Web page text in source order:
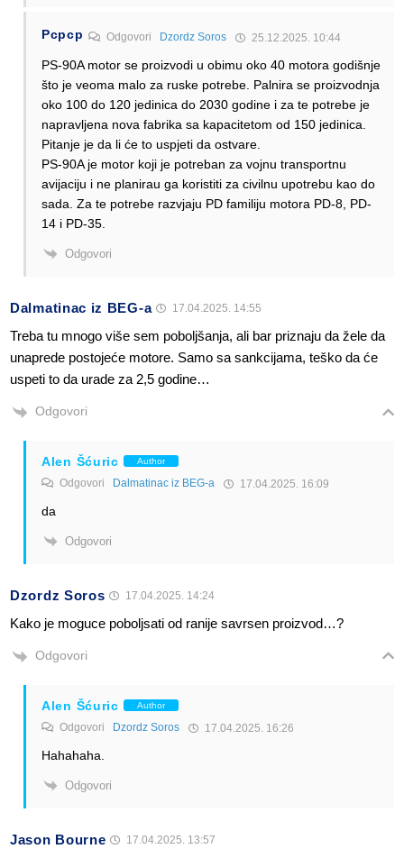
Pcpcp Odgovori Dzordz Soros 25.12.2025. 10:44
PS-90A motor se proizvodi u obimu oko 40 motora godišnje
što je veoma malo za ruske potrebe. Palnira se proizvodnja
oko 100 do 120 jedinica do 2030 godine i za te potrebe je
napravljena nova fabrika sa kapacitetom od 150 jedinica.
Pitanje je da li će to uspjeti da ostvare.
PS-90A je motor koji je potreban za vojnu transportnu
avijaciju i ne planirau ga koristiti za civilnu upotrebu kao do
sada. Za te potrebe razvjaju PD familiju motora PD-8, PD-
14 i PD-35.
Odgovori
Dalmatinac iz BEG-a 17.04.2025. 14:55
Treba tu mnogo više sem poboljšanja, ali bar priznaju da žele da
unaprede postojeće motore. Samo sa sankcijama, teško da će
uspeti to da urade za 2,5 godine…
Odgovori
Alen Šćuric Author
Odgovori Dalmatinac iz BEG-a 17.04.2025. 16:09
da
Odgovori
Dzordz Soros 17.04.2025. 14:24
Kako je moguce poboljsati od ranije savrsen proizvod…?
Odgovori
Alen Šćuric Author
Odgovori Dzordz Soros 17.04.2025. 16:26
Hahahaha.
Odgovori
Jason Bourne 17.04.2025. 13:57